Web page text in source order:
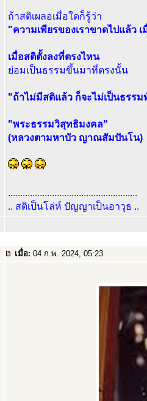
ถ้าสติเผลอเมื่อใดก็รู้ว่า
"ความเพียรของเราขาดไปแล้ว
เมื่อสติตั้งลงที่ตรงไหน
ย่อมเป็นธรรมขึ้นมาที่ตรงนั้น
"ถ้าไม่มีสติแล้ว ก็จะไม่เป็นธรร
"พระธรรมวิสุทธิมงคล"
(หลวงตามหาบัว ญาณสัมปันโน)
.....................................................
.. สติเป็นโล่ห์ ปัญญาเป็นอาวุธ ..
เมื่อ: 04 ก.พ. 2024, 05:23